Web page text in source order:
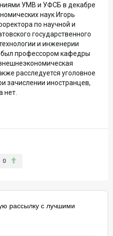
УМВ и УФСБ в декабре
наук Игорь
по научной и
государственного
и инженерии
профессором кафедры
расследуется уголовное
зачислении иностранцев,
нет.
0
рассылку с лучшими